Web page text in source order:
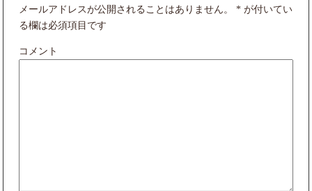
メールアドレスが公開されることはありません。 * が付いてい
る欄は必須項目です
コメント